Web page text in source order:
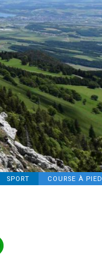
SPORT COURSE À PIED